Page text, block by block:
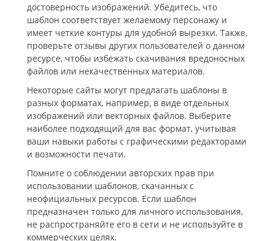
достоверность изображений. Убедитесь, что
шаблон соответствует желаемому персонажу и
имеет четкие контуры для удобной вырезки. Также,
проверьте отзывы других пользователей о данном
ресурсе, чтобы избежать скачивания вредоносных
файлов или некачественных материалов.
Некоторые сайты могут предлагать шаблоны в
разных форматах, например, в виде отдельных
изображений или векторных файлов. Выберите
наиболее подходящий для вас формат, учитывая
ваши навыки работы с графическими редакторами
и возможности печати.
Помните о соблюдении авторских прав при
использовании шаблонов, скачанных с
неофициальных ресурсов. Если шаблон
предназначен только для личного использования,
не распространяйте его в сети и не используйте в
коммерческих целях.